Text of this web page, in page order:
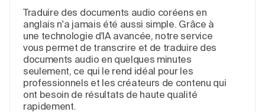
Traduire des documents audio coréens en
anglais n'a jamais été aussi simple. Grâce à
une technologie d'IA avancée, notre service
vous permet de transcrire et de traduire des
documents audio en quelques minutes
seulement, ce qui le rend idéal pour les
professionnels et les créateurs de contenu qui
ont besoin de résultats de haute qualité
rapidement.